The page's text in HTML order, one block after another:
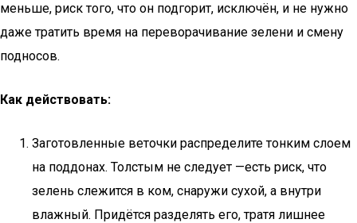
меньше, риск того, что он подгорит, исключён, и не нужно
даже тратить время на переворачивание зелени и смену
подносов.
Как действовать:
Заготовленные веточки распределите тонким слоем
на поддонах. Толстым не следует —есть риск, что
зелень слежится в ком, снаружи сухой, а внутри
влажный. Придётся разделять его, тратя лишнее